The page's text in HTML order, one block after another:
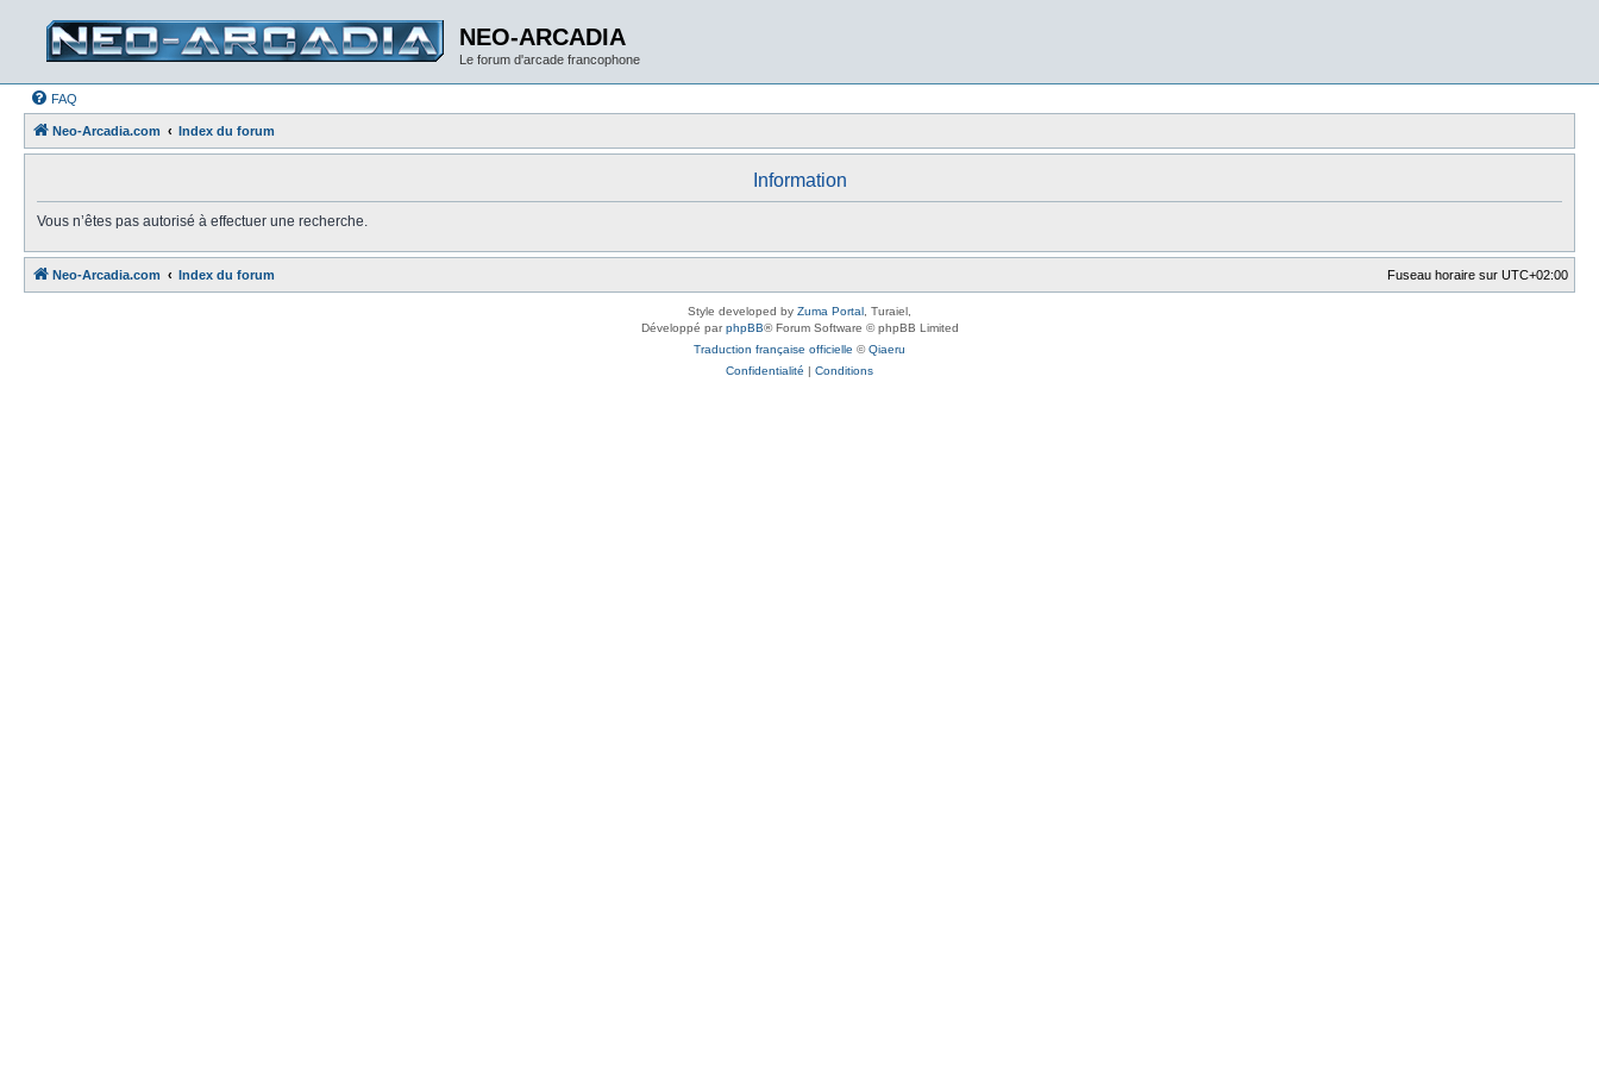
NEO-ARCADIA
Le forum d'arcade francophone
FAQ
Neo-Arcadia.com Index du forum
Information
Vous n’êtes pas autorisé à effectuer une recherche.
Neo-Arcadia.com Index du forum Fuseau horaire sur UTC+02:00
Style developed by Zuma Portal , Turaiel,
Développé parphpBB® Forum Software © phpBB Limited
Traduction française officielle ©Qiaeru
Confidentialité | Conditions